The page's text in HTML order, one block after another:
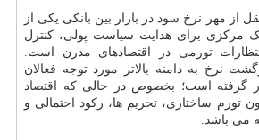
از مهر نرخ سود در بازار بین بانکی یکی از
مرکزی برای هدایت سیاست پولی، کنترل
تورمی در اقتصادهای مدرن است.
نرخ به دامنه بالاتر مورد توجه فعالان
گرفته است؛ بخصوص در حالی که
اقتصاد
تورم ساختاری، تحریم ها، رکود احتمالی و
می باشد.